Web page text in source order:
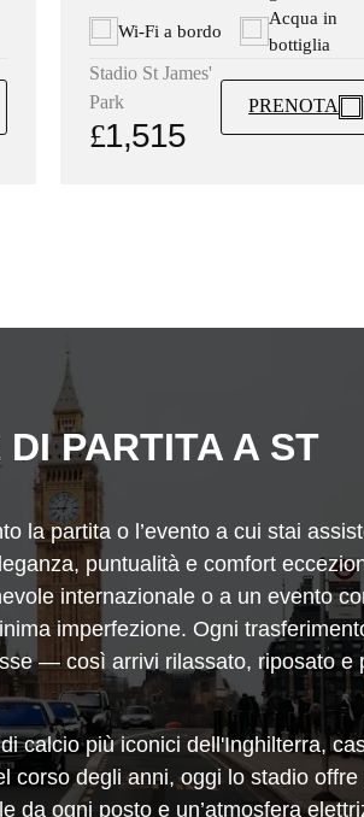
Wi-Fi a bordo
Acqua in
bottiglia
Stadio St James'
Park
£1,515
PRENOTA
PARTITA A ST
la partita o l’evento a cui stai
puntualità e comfort
internazionale o a un evento
imperfezione. Ogni
— così arrivi rilassato, riposato e
calcio più iconici dell'Inghilterra,
corso degli anni, oggi lo stadio offre
da ogni posto e un’atmosfera